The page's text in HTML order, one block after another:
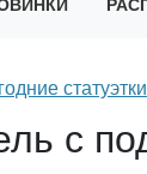
статуэтки
с